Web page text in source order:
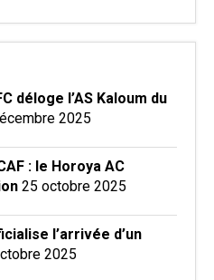
déloge l’AS Kaloum du
2025
: le Horoya AC
25 octobre 2025
l’arrivée d’un
2025